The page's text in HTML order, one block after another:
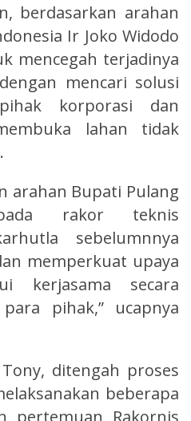
berdasarkan arahan
Ir Joko Widodo
mencegah terjadinya
mencari solusi
korporasi dan
lahan tidak
arahan Bupati Pulang
rakor teknis
sebelumnnya
memperkuat upaya
kerjasama secara
pihak,” ucapnya
ditengah proses
beberapa
pertemuan Rakornis